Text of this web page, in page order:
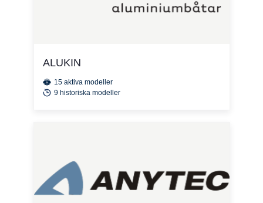
ALUKIN
15 aktiva modeller
9 historiska modeller